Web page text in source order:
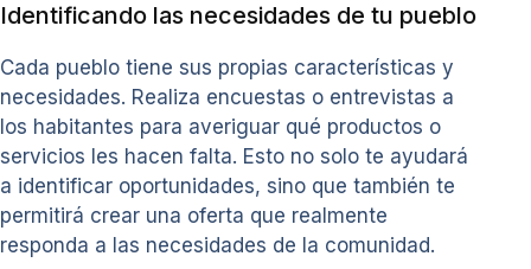
Identificando las necesidades de tu pueblo
Cada pueblo tiene sus propias características y
necesidades. Realiza encuestas o entrevistas a
los habitantes para averiguar qué productos o
servicios les hacen falta. Esto no solo te ayudará
a identificar oportunidades, sino que también te
permitirá crear una oferta que realmente
responda a las necesidades de la comunidad.